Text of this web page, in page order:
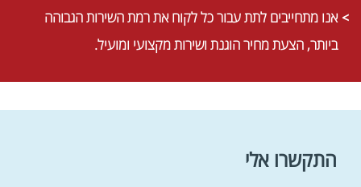
אנו מתחייבים לתת עבור כל לקוח את רמת השירות הגבוהה
ביותר, הצעת מחיר הוגנת ושירות מקצועי ומועיל.
התקשרו אלי